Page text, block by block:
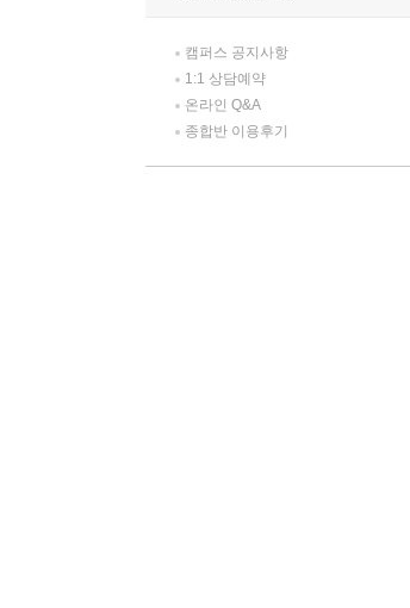
캠퍼스 공지사항
1:1 상담예약
온라인 Q&A
종합반 이용후기